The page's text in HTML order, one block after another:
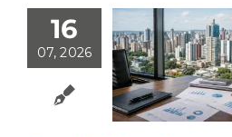
16
07, 2026